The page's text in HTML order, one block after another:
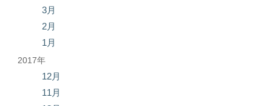
3月
2月
1月
2017年
12月
11月